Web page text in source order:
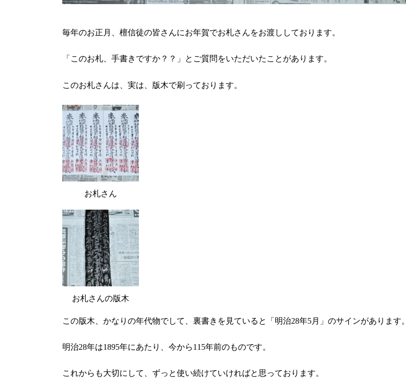
毎年のお正月、檀信徒の皆さんにお年賀でお札さんをお渡ししております。
「このお札、手書きですか？？」とご質問をいただいたことがあります。
このお札さんは、実は、版木で刷っております。
お札さん
お札さんの版木
この版木、かなりの年代物でして、裏書きを見ていると「明治28年5月」のサインがあります。
明治28年は1895年にあたり、今から115年前のものです。
これからも大切にして、ずっと使い続けていければと思っております。